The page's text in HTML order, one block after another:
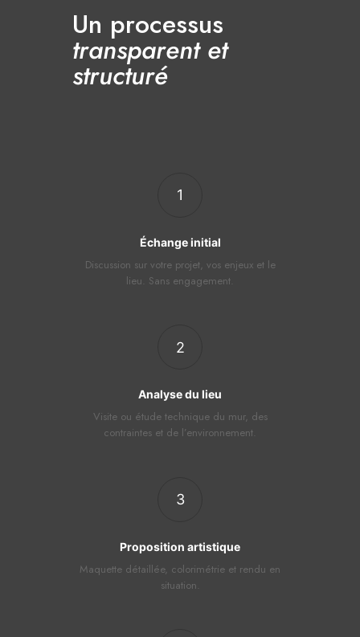
Un processus
transparent et
structuré
1
Échange initial
Discussion sur votre projet, vos enjeux et le
lieu. Sans engagement.
2
Analyse du lieu
Visite ou étude technique du mur, des
contraintes et de l’environnement.
3
Proposition artistique
Maquette détaillée, colorimétrie et rendu en
situation.